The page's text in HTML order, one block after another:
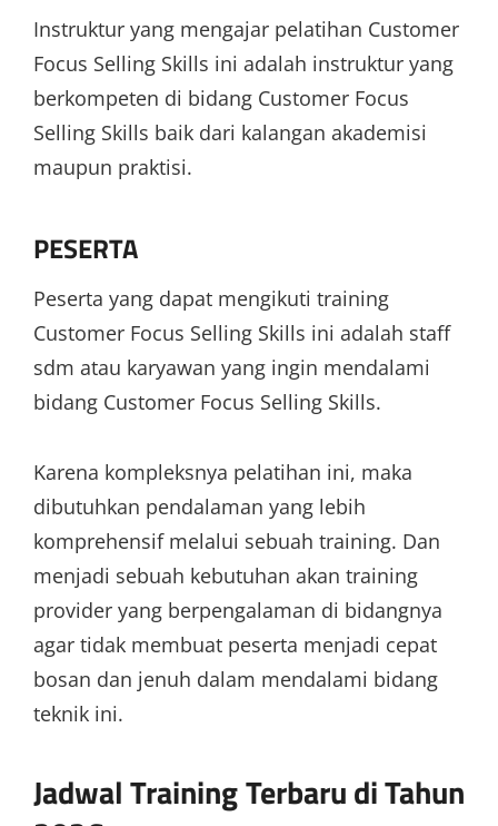
Instruktur yang mengajar pelatihan Customer
Focus Selling Skills ini adalah instruktur yang
berkompeten di bidang Customer Focus
Selling Skills baik dari kalangan akademisi
maupun praktisi.
PESERTA
Peserta yang dapat mengikuti training
Customer Focus Selling Skills ini adalah staff
sdm atau karyawan yang ingin mendalami
bidang Customer Focus Selling Skills.
Karena kompleksnya pelatihan ini, maka
dibutuhkan pendalaman yang lebih
komprehensif melalui sebuah training. Dan
menjadi sebuah kebutuhan akan training
provider yang berpengalaman di bidangnya
agar tidak membuat peserta menjadi cepat
bosan dan jenuh dalam mendalami bidang
teknik ini.
Jadwal Training Terbaru di Tahun